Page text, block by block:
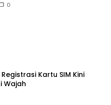
0
Kartu SIM Kini
Wajah